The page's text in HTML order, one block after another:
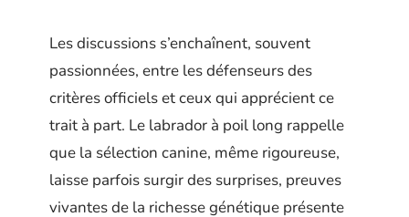
Les discussions s’enchaînent, souvent
passionnées, entre les défenseurs des
critères officiels et ceux qui apprécient ce
trait à part. Le labrador à poil long rappelle
que la sélection canine, même rigoureuse,
laisse parfois surgir des surprises, preuves
vivantes de la richesse génétique présente